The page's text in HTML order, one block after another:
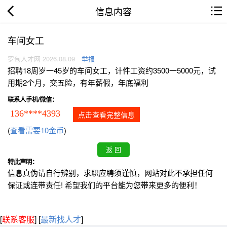
信息内容
车间女工
罗甸人才网 2026.08.09 举报
招聘18周岁一45岁的车间女工，计件工资约3500一5000元，试
用期2个月，交五险，有年薪假，年底福利
联系人手机/微信：
136****4393 点击查看完整信息
(查看需要10金币)
特此声明：
信息真伪请自行辨别，求职应聘须谨慎，网站对此不承担任何
保证或连带责任! 希望我们的平台能为您带来更多的便利！
[联系客服] [最新找人才]